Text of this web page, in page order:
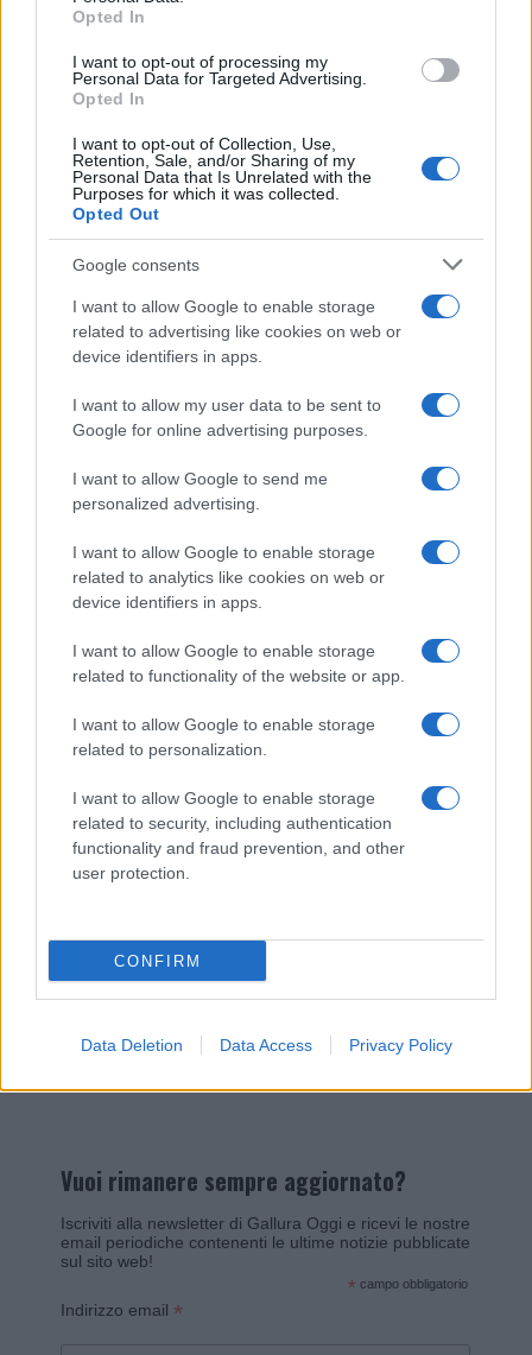
Opted In
I want to opt-out of processing my
Personal Data for Targeted Advertising.
Opted In
I want to opt-out of Collection, Use,
Retention, Sale, and/or Sharing of my
Personal Data that Is Unrelated with the
Purposes for which it was collected.
Opted Out
Google consents
I want to allow Google to enable storage
related to advertising like cookies on web or
device identifiers in apps.
I want to allow my user data to be sent to
Google for online advertising purposes.
I want to allow Google to send me
personalized advertising.
I want to allow Google to enable storage
related to analytics like cookies on web or
device identifiers in apps.
I want to allow Google to enable storage
related to functionality of the website or app.
I want to allow Google to enable storage
related to personalization.
I want to allow Google to enable storage
related to security, including authentication
functionality and fraud prevention, and other
user protection.
CONFIRM
Data Deletion Data Access Privacy Policy
NECROLOGIE
Mario Malu
Paolo Pinna
Martina Agostina Diturco
I nostri cari
I nostri cari
I nostri cari
Giovannimaria Cabras
Vuoi rimanere sempre aggiornato?
Iscriviti alla newsletter di Gallura Oggi e ricevi le nostre
email periodiche contenenti le ultime notizie pubblicate
sul sito web!
* campo obbligatorio
Indirizzo email *